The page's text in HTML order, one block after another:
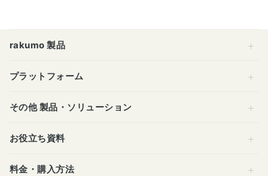
rakumo 製品
プラットフォーム
その他 製品・ソリューション
お役立ち資料
料金・購入方法